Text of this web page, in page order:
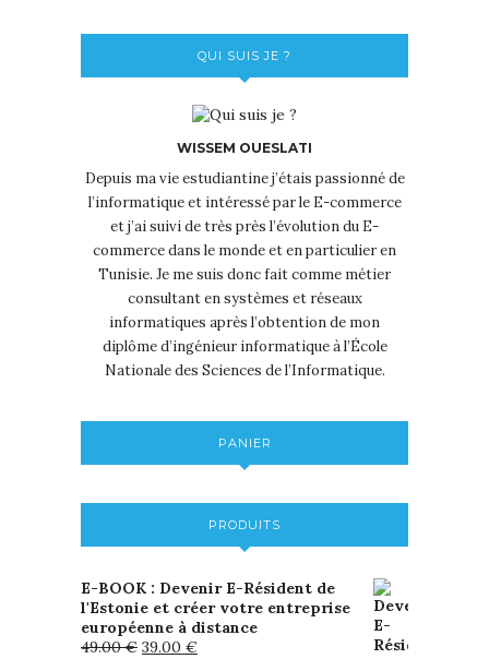
QUI SUIS JE ?
WISSEM OUESLATI
Depuis ma vie estudiantine j’étais passionné de
l’informatique et intéressé par le E-commerce
et j’ai suivi de très près l’évolution du E-
commerce dans le monde et en particulier en
Tunisie. Je me suis donc fait comme métier
consultant en systèmes et réseaux
informatiques après l’obtention de mon
diplôme d’ingénieur informatique à l’École
Nationale des Sciences de l’Informatique.
PANIER
PRODUITS
E-BOOK : Devenir E-Résident de
l'Estonie et créer votre entreprise
européenne à distance
49.00€ 39.00 €